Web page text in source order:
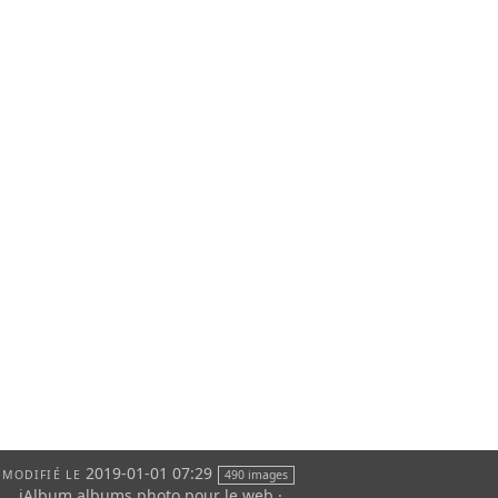
MODIFIÉ LE 2019-01-01 07:29 490 images